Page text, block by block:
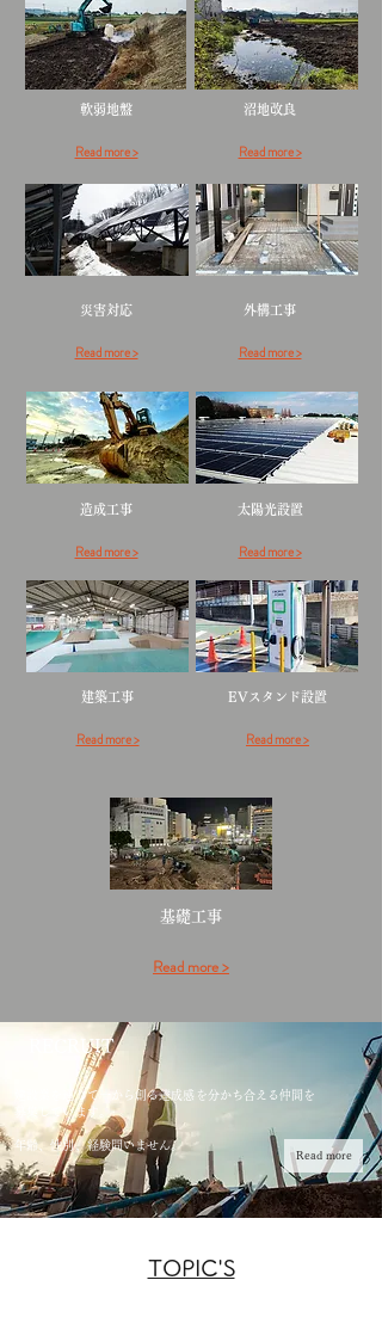
軟弱地盤​​
Read more >
災害対応
Read more >
​造成工事​​
Read more >
​建築工事
Read more >
​沼地改良
Read more >
​外構工事​​
Read more >
​太陽光設置​​
Read more >
​EVスタンド設置​
Read more >
​基礎工事
Read more >
RECRUIT
建設業を通じて一から創る達成感を分かち合える仲間を
募集しています。
年齢、性別、経験問いません。
Read more
TOPIC'S